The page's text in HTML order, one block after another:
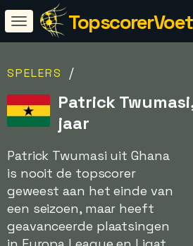
SPELERS /
Patrick
jaar
Patrick Twumasi uit Ghana
is nooit de topscorer
geweest aan het einde van
een seizoen, maar heeft
geavanceerde plaatsingen